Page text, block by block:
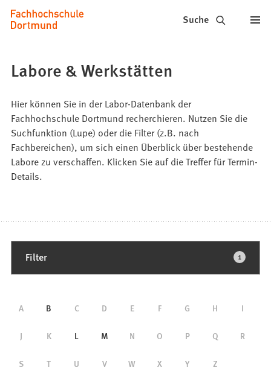
Inhalt anspringen
Fachhochschule
Dortmund
Studium,
Studiengänge,
Bewerbung
Suche
Labore & Werkstätten
Hier können Sie in der Labor-Datenbank der
Fachhochschule Dortmund recherchieren. Nutzen Sie die
Suchfunktion (Lupe) oder die Filter (z.B. nach
Fachbereichen), um sich einen Überblick über bestehende
Labore zu verschaffen. Klicken Sie auf die Treffer für Termin-
Details.
Filter 1
Suche
A B C D E F G H I
J K L M N O P Q R
S T U V W X Y Z